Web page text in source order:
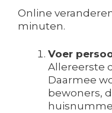
Online
minuten.
Voer
Allereerste
Daarmee
bewoners,